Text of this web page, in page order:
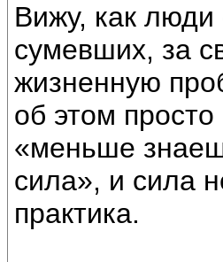
Вижу, как
сумевших, за
жизненную
об этом
«меньше
сила», и сила
практика.